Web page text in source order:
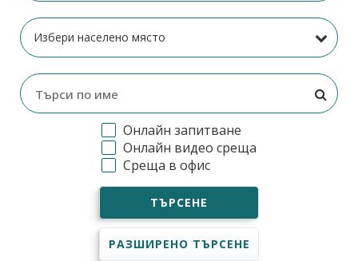
Онлайн запитване
Онлайн видео среща
Среща в офис
ТЪРСЕНЕ
РАЗШИРЕНО ТЪРСЕНЕ